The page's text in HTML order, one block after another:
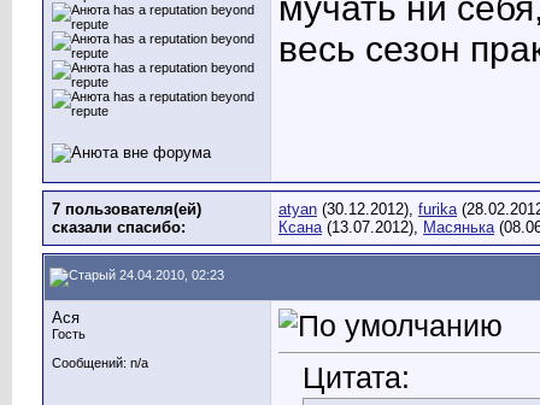
мучать ни
весь сезон
7 пользователя(ей)
сказали cпасибо:
atyan (30.12.2012), furika
Ксана(13.07.2012), Масянька
24.04.2010, 02:23
Ася
Гость
Сообщений: n/a
Цитата: